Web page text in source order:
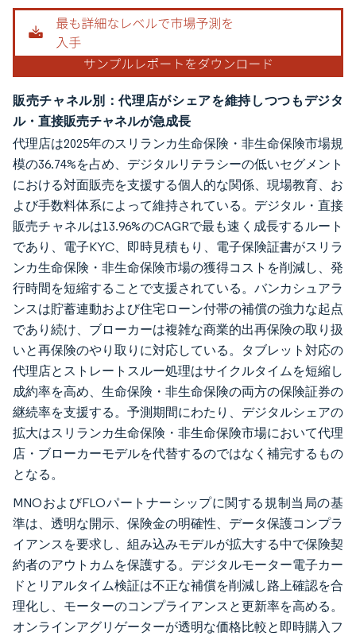
販売チャネル別：代理店がシェアを維持しつつもデジタ
ル・直接販売チャネルが急成長
代理店は2025年のスリランカ生命保険・非生命保険市場規
模の36.74%を占め、デジタルリテラシーの低いセグメント
における対面販売を支援する個人的な関係、現場教育、お
よび手数料体系によって維持されている。デジタル・直接
販売チャネルは13.96%のCAGRで最も速く成長するルート
であり、電子KYC、即時見積もり、電子保険証書がスリラ
ンカ生命保険・非生命保険市場の獲得コストを削減し、発
行時間を短縮することで支援されている。バンカシュアラ
ンスは貯蓄連動および住宅ローン付帯の補償の強力な起点
であり続け、ブローカーは複雑な商業的出再保険の取り扱
いと再保険のやり取りに対応している。タブレット対応の
代理店とストレートスルー処理はサイクルタイムを短縮し
成約率を高め、生命保険・非生命保険の両方の保険証券の
継続率を支援する。予測期間にわたり、デジタルシェアの
拡大はスリランカ生命保険・非生命保険市場において代理
店・ブローカーモデルを代替するのではなく補完するもの
となる。
MNOおよびFLOパートナーシップに関する規制当局の基
準は、透明な開示、保険金の明確性、データ保護コンプラ
イアンスを要求し、組み込みモデルが拡大する中で保険契
約者のアウトカムを保護する。デジタルモーター電子カー
ドとリアルタイム検証は不正な補償を削減し路上確認を合
理化し、モーターのコンプライアンスと更新率を高める。
オンラインアグリゲーターが透明な価格比較と即時購入フ